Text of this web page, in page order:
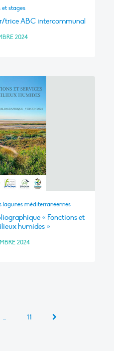
et stages
trice ABC intercommunal
2024
lagunes méditerranéennes
« Fonctions et
humides »
2024
… 11